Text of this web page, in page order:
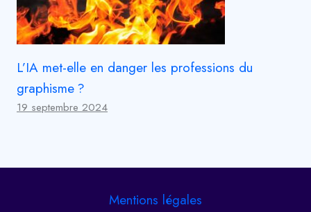
L’IA met-elle en danger les professions du
graphisme ?
19 septembre 2024
Mentions légales